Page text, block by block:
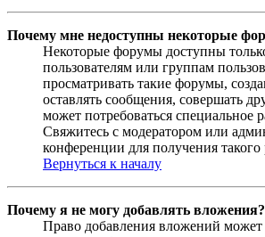
Почему мне недоступны некоторые
Некоторые форумы доступны
пользователям или группам
просматривать такие форумы,
оставлять сообщения, совершать
может потребоваться специальное
Свяжитесь с модератором или
конференции для получения такого
Вернуться к началу
Почему я не могу добавлять вложения?
Право добавления вложений может